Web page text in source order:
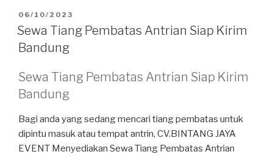
DIPOSKAN
PADA
06/10/2023
Sewa Tiang Pembatas Antrian Siap Kirim
Bandung
Sewa Tiang Pembatas Antrian Siap Kirim
Bandung
Bagi anda yang sedang mencari tiang pembatas untuk
dipintu masuk atau tempat antrin, CV.BINTANG JAYA
EVENT Menyediakan Sewa Tiang Pembatas Antrian